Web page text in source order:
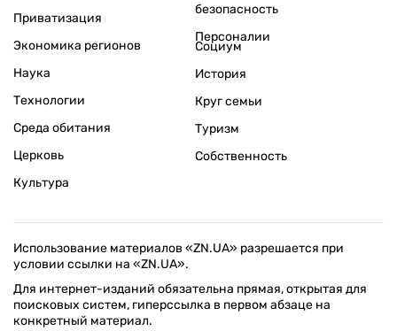
Приватизация
Экономика регионов
безопасность
Персоналии
Наука
Технологии
Среда обитания
Церковь
Культура
Социум
История
Круг семьи
Туризм
Собственность
Использование материалов «ZN.UA» разрешается при
условии ссылки на «ZN.UA».
Для интернет-изданий обязательна прямая, открытая для
поисковых систем, гиперссылка в первом абзаце на
конкретный материал.